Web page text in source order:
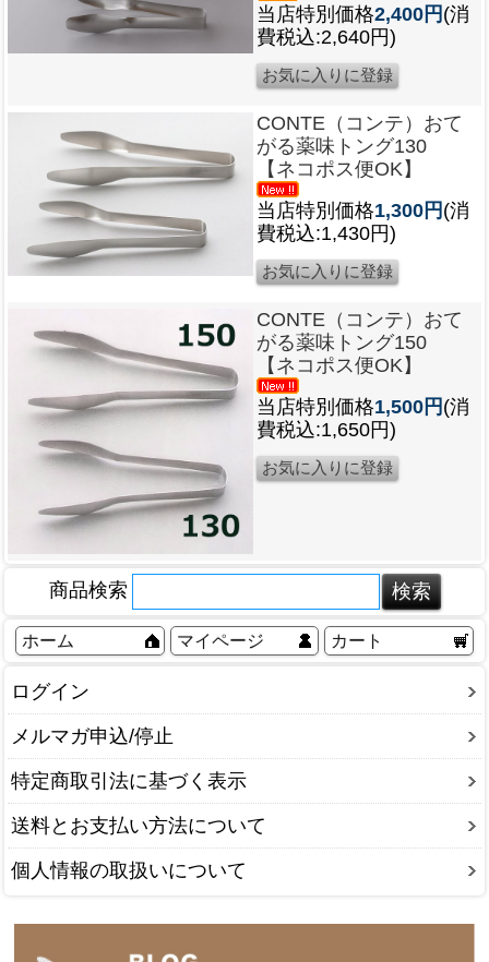
当店特別価格2,400円 (消
費税込:2,640円)
CONTE（コンテ）おて
がる薬味トング130
【ネコポス便OK】
当店特別価格1,300円 (消
費税込:1,430円)
CONTE（コンテ）おて
がる薬味トング150
【ネコポス便OK】
当店特別価格1,500円 (消
費税込:1,650円)
商品検索
ホーム マイページ カート
ログイン
メルマガ申込/停止
特定商取引法に基づく表示
送料とお支払い方法について
個人情報の取扱いについて